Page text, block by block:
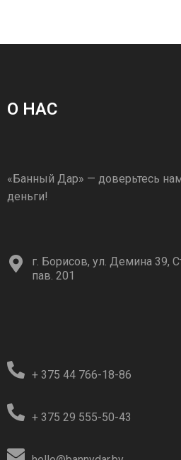
О НАС
«Банный Дар» — доверьтесь
деньги!
г. Борисов, ул. Демина 39,
пав. 201
+ 375 44 766-18-86
+ 375 29 555-50-43